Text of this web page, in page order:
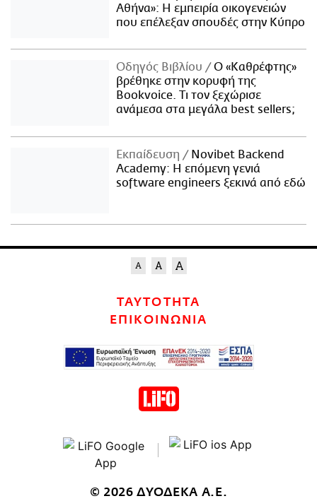
Αθήνα»: Η εμπειρία οικογενειών
που επέλεξαν σπουδές στην Κύπρο
Οδηγός Βιβλίου
Ο «Καθρέφτης»
βρέθηκε στην κορυφή της
Bookvoice. Τι τον ξεχώρισε
ανάμεσα στα μεγάλα best sellers;
Εκπαίδευση
Novibet Backend
Academy: Η επόμενη γενιά
software engineers ξεκινά από εδώ
ΤΑΥΤΟΤΗΤΑ
ΕΠΙΚΟΙΝΩΝΙΑ
© 2026 ΔΥΟΔΕΚΑ Α.Ε.